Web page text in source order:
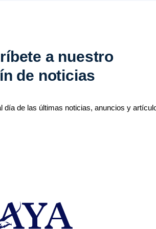
a nuestro
de noticias
día de las últimas noticias, anuncios y